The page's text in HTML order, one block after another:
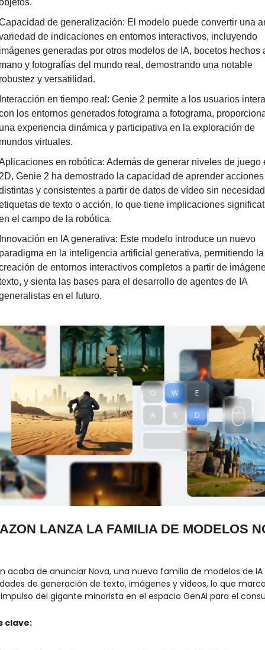
de generalización: El modelo puede convertir una
de indicaciones en entornos interactivos, incluyendo
generadas por otros modelos de IA, bocetos hechos
y fotografías del mundo real, demostrando una notable
y versatilidad.
en tiempo real: Genie 2 permite a los usuarios
los entornos generados fotograma a fotograma,
experiencia dinámica y participativa en la exploración de
virtuales.
en robótica: Además de generar niveles de juego
Genie 2 ha demostrado la capacidad de aprender acciones
y consistentes a partir de datos de vídeo sin
de texto o acción, lo que tiene implicaciones
el campo de la robótica.
en IA generativa: Este modelo introduce un nuevo
en la inteligencia artificial generativa, permitiendo la
de entornos interactivos completos a partir de
y sienta las bases para el desarrollo de agentes de IA
en el futuro.
LANZA LA FAMILIA DE MODELOS
acaba de anunciar Nova, una nueva familia de modelos de
de generación de texto, imágenes y videos, lo que
del gigante minorista en el espacio GenAI para el
clave: